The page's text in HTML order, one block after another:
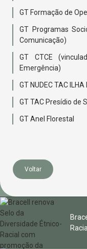
GT Formação de
GT Programas
Comunicação)
GT CTCE
Emergência)
GT NUDEC TAC ILHA
GT TAC Presídio de
GT Anel Florestal
Voltar